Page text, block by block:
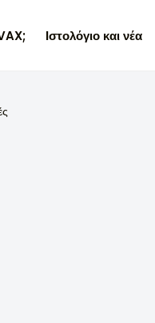
Ιστολόγιο και νέα